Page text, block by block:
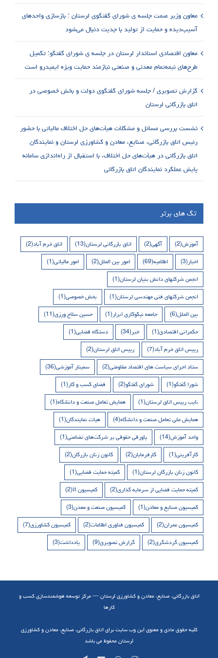
معاون وزیر صمت جلسه ی شورای گفتگوی لرستان : بازسازی واحدهای
آسیب‌دیده و حمایت از تولید با جدیت دنبال می‌شود
معاون اقتصادی استاندار لرستان در جلسه ی شورای گفتگو: تکمیل
طرح‌های نیمه‌تمام معدنی و صنعتی نیازمند حمایت ویژه ایمیدرو است
گزارش تصویری / جلسه شورای گفتگوی دولت و بخش خصوصی در
اتاق بازرگانی لرستان
نشست بررسی مسائل و مشکلات هیأت‌های حل اختلاف مالیاتی با حضور
رئیس اتاق بازرگانی، صنایع، معادن و کشاورزی لرستان و نمایندگان
اتاق بازرگانی در هیأت‌های حل اختلاف، با استقبال از راه‌اندازی سامانه
پایش عملکرد نمایندگان اتاق بازرگانی
تگ های برتر
آموزش(2) آگهی(2) اتاق بازرگانی لرستان(13) اتاق خرم آباد(2)
اخبار(3) اطلاعیه(69) امور بین الملل(2) امور مالیاتی(1)
انجمن شرکتهای دانش بنیان لرستان(1)
انجمن شرکتهای فنی مهندسی لرستان(1) بخش خصوصی(1)
بین الملل(6) جامعه نیکوکاری ابرار(1) حسین سلاح ورزی(11)
حکمرانی اقتصادی(1) خبر(34) دستگاه قضایی(1)
رییس اتاق خرم آباد(7) رییس اتاق لرستان(2)
ستاد اجرای سیاست های اقتصاد مقاومتی(2) سمینار آموزشی(36)
شورا گفتگو(1) شورای گفتگو(2) فضای کسب و کار(1)
نایب رییس اتاق لرستان(1) همایش تعامل صنعت و دانشگاه(1)
همایش ملی تعامل صنعت و دانشگاه(4) هیات نمایندگان(1)
واحد آموزش(14) پاورقی حقوقی بر شرکت‌های تضامنی(1)
کارآفرینی(1) کارفرمایان(2) کانون زنان بازرگان(2)
کانون زنان بازرگان لرستان(1) کمیته حمایت قضایی(1)
کمیته حمایت قضایی از سرمایه گذاری(2) کمیسیون it (2)
کمیسیون صنایع و معادن(1) کمیسیون صنعت و معدن(3)
کمیسیون عمران(2) کمیسیون فناوری اطلاعات(2) کمیسیون کشاورزی(7)
کمیسیون گردشگری(2) گزارش تصویری(9) یادداشت(3)
اتاق بازرگانی، صنایع، معادن و کشاورزی لرستان — مرکز توسعه هوشمندسازی کسب و
کارها
کلیه حقوق مادی و معنوی این وب سایت برای اتاق بازرگانی، صنایع، معادن و کشاورزی
لرستان محفوظ می باشد